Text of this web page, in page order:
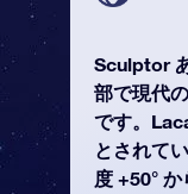
Sculptor
部で現代
です。
とされて
度 +50°